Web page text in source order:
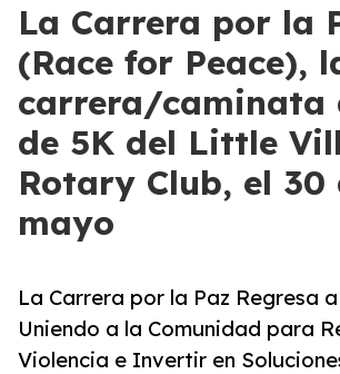
La Carrera por la
(Race for Peace),
carrera/caminata
de 5K del Little
Rotary Club, el 30
mayo
La Carrera por la Paz Regresa
Uniendo a la Comunidad para
Violencia e Invertir en